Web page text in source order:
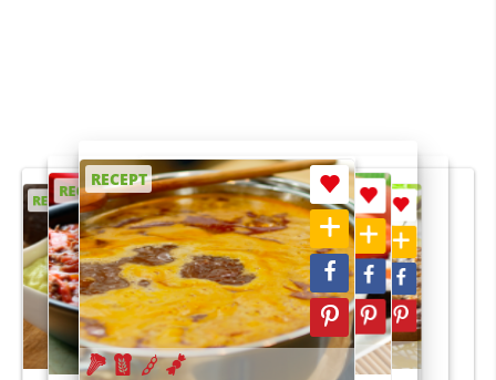
RECEPT
RECEPT
RECEPT
RECEPT
RECEPT